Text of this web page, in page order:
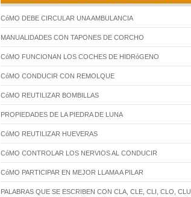
CóMO DEBE CIRCULAR UNA AMBULANCIA
MANUALIDADES CON TAPONES DE CORCHO
CóMO FUNCIONAN LOS COCHES DE HIDRóGENO
CóMO CONDUCIR CON REMOLQUE
CóMO REUTILIZAR BOMBILLAS
PROPIEDADES DE LA PIEDRA DE LUNA
CóMO REUTILIZAR HUEVERAS
CóMO CONTROLAR LOS NERVIOS AL CONDUCIR
CóMO PARTICIPAR EN MEJOR LLAMA A PILAR
PALABRAS QUE SE ESCRIBEN CON CLA, CLE, CLI, CLO, CLU